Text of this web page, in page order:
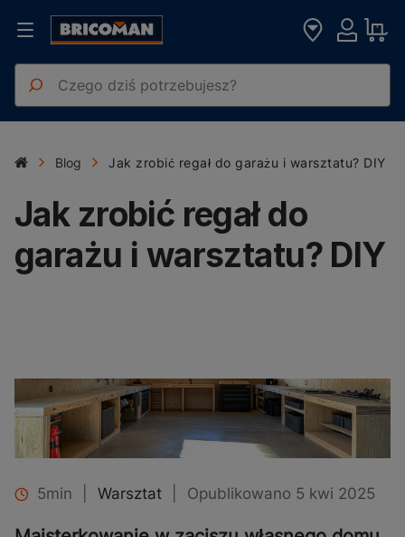
Blog Jak zrobić regał do garażu i warsztatu? DIY
Jak zrobić regał do
garażu i warsztatu? DIY
5min Warsztat Opublikowano 5 kwi 2025